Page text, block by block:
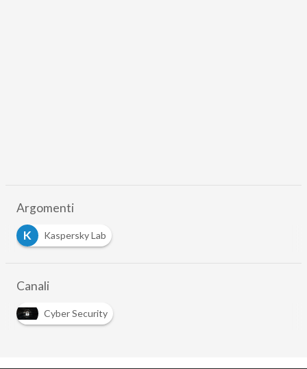
Argomenti
K
Kaspersky Lab
Canali
Cyber Security